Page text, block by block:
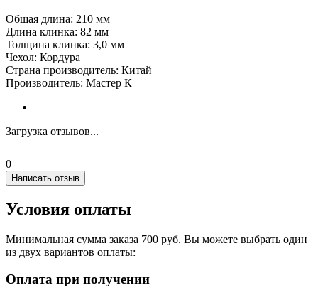
Общая длина: 210 мм
Длина клинка: 82 мм
Толщина клинка: 3,0 мм
Чехол: Кордура
Страна производитель: Китай
Производитель: Мастер К
Загрузка отзывов...
0
Написать отзыв
Условия оплаты
Минимальная сумма заказа 700 руб. Вы можете выбрать один
из двух вариантов оплаты:
Оплата при получении